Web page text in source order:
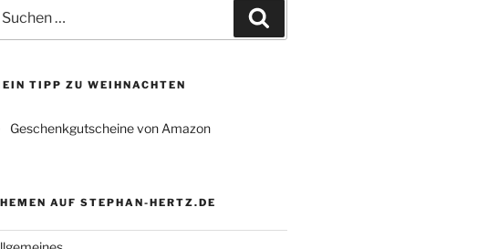
TIPP ZU WEIHNACHTEN
Geschenkgutscheine von Amazon
AUF STEPHAN-HERTZ.DE